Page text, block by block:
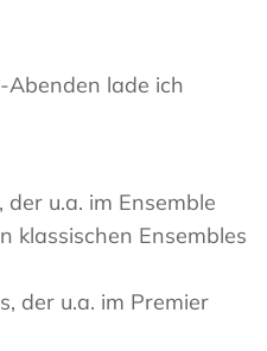
Abenden lade ich
u.a. im Ensemble
klassischen Ensembles
der u.a. im Premier